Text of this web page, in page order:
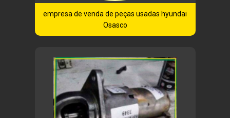
empresa de venda de peças usadas hyundai
Osasco